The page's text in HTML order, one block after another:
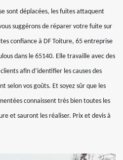
sont déplacées, les fuites attaquent
suggérons de réparer votre fuite sur
confiance à DF Toiture, 65 entreprise
dans le 65140. Elle travaille avec des
afin d’identifier les causes des
selon vos goûts. Et soyez sûr que les
connaissent très bien toutes les
et sauront les réaliser. Prix et devis à